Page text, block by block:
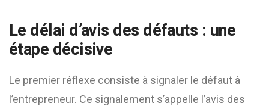
Le délai d’avis des défauts : une
étape décisive
Le premier réflexe consiste à signaler le défaut à
l’entrepreneur. Ce signalement s’appelle l’avis des